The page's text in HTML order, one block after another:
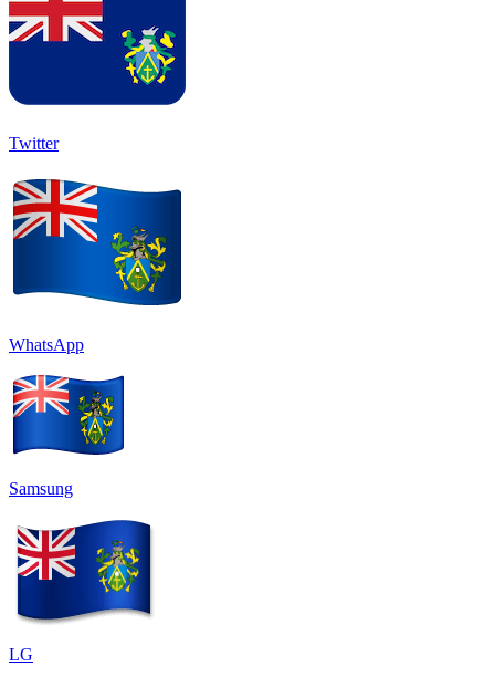
Twitter
WhatsApp
Samsung
LG